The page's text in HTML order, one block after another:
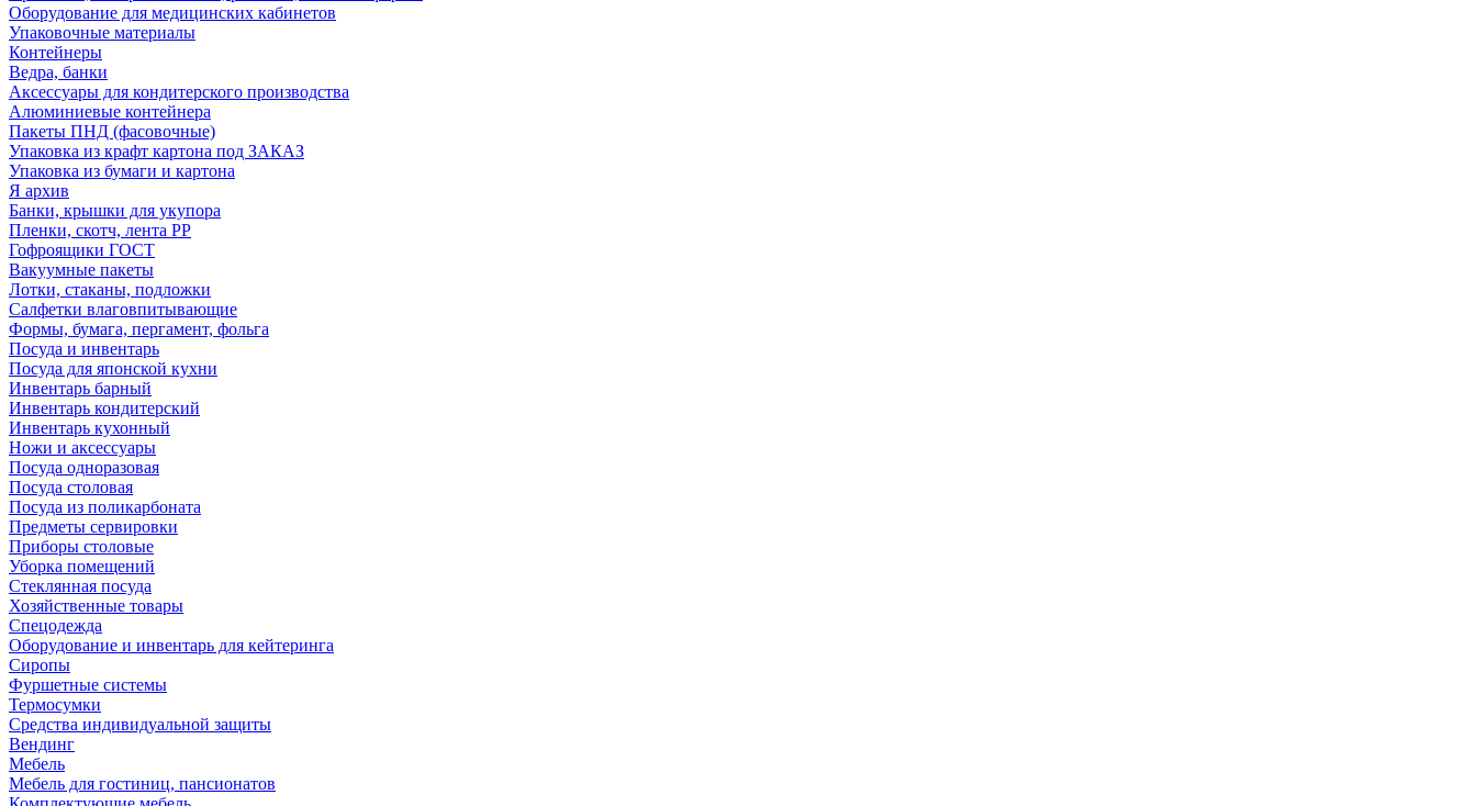
Оборудование для медицинских кабинетов
Упаковочные материалы
Контейнеры
Ведра, банки
Аксессуары для кондитерского производства
Алюминиевые контейнера
Пакеты ПНД (фасовочные)
Упаковка из крафт картона под ЗАКАЗ
Упаковка из бумаги и картона
Я архив
Банки, крышки для укупора
Пленки, скотч, лента РР
Гофроящики ГОСТ
Вакуумные пакеты
Лотки, стаканы, подложки
Салфетки влаговпитывающие
Формы, бумага, пергамент, фольга
Посуда и инвентарь
Посуда для японской кухни
Инвентарь барный
Инвентарь кондитерский
Инвентарь кухонный
Ножи и аксессуары
Посуда одноразовая
Посуда столовая
Посуда из поликарбоната
Предметы сервировки
Приборы столовые
Уборка помещений
Стеклянная посуда
Хозяйственные товары
Спецодежда
Оборудование и инвентарь для кейтеринга
Сиропы
Фуршетные системы
Термосумки
Средства индивидуальной защиты
Вендинг
Мебель
Мебель для гостиниц, пансионатов